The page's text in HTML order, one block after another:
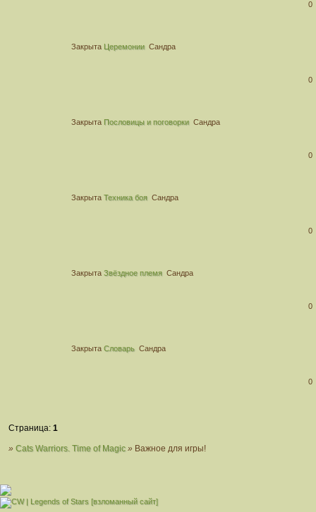
0
Закрыта Церемонии Сандра
0
Закрыта Пословицы и поговорки Сандра
0
Закрыта Техника боя Сандра
0
Закрыта Звёздное племя Сандра
0
Закрыта Словарь Сандра
0
Страница:1
»Cats Warriors. Time of Magic » Важное для игры!
[взломанный сайт]